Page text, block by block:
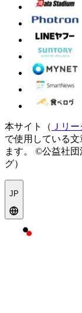
本サイト（ Ｊリ
で使用している
ます。
©公益社団
グ）
JP